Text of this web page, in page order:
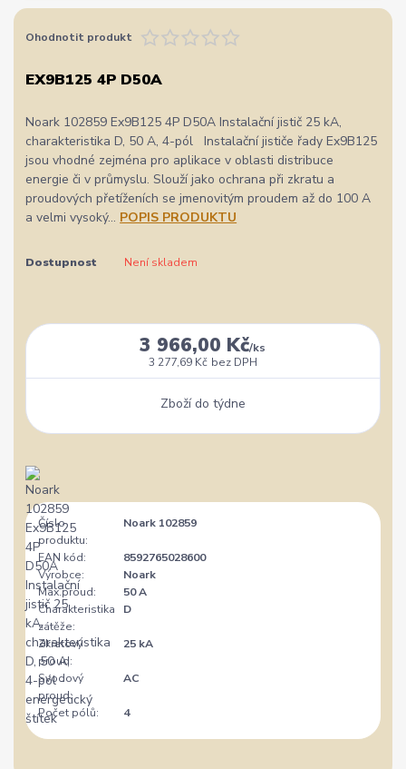
Ohodnotit produkt
EX9B125 4P D50A
Noark 102859 Ex9B125 4P D50A Instalační jistič 25 kA,
charakteristika D, 50 A, 4-pól Instalační jističe řady Ex9B125
jsou vhodné zejména pro aplikace v oblasti distribuce
energie či v průmyslu. Slouží jako ochrana při zkratu a
proudových přetíženích se jmenovitým proudem až do 100 A
a velmi vysoký... POPIS PRODUKTU
Dostupnost Není skladem
3 966,00 Kč/ks
3 277,69 Kč bez DPH
Zboží do týdne
Číslo
produktu:
Noark 102859
EAN kód:
8592765028600
Výrobce:
Noark
Max.proud:
50 A
Charakteristika
zátěže:
D
Zkratový
proud:
25 kA
Svodový
proud:
AC
Počet pólů: 4